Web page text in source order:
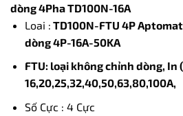
dòng 4Pha TD100N-16A
Loai : TD100N-FTU 4P
dòng 4P-16A-50KA
FTU: loại không chỉnh dòng, In
16,20,25,32,40,50,63,80,100A,
Số Cực : 4 Cực